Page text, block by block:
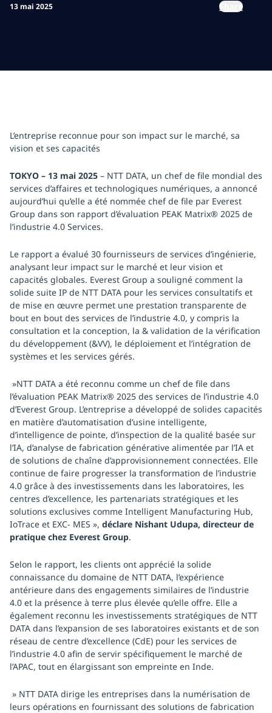
13 mai 2025 Share
L’entreprise reconnue pour son impact sur le marché, sa
vision et ses capacités
TOKYO – 13 mai 2025 – NTT DATA, un chef de file mondial des
services d’affaires et technologiques numériques, a annoncé
aujourd’hui qu’elle a été nommée chef de file par Everest
Group dans son rapport d’évaluation PEAK Matrix® 2025 de
l’industrie 4.0 Services.
Le rapport a évalué 30 fournisseurs de services d’ingénierie,
analysant leur impact sur le marché et leur vision et
capacités globales. Everest Group a souligné comment la
solide suite IP de NTT DATA pour les services consultatifs et
de mise en œuvre permet une prestation transparente de
bout en bout des services de l’industrie 4.0, y compris la
consultation et la conception, la & validation de la vérification
du développement (&VV), le déploiement et l’intégration de
systèmes et les services gérés.
»NTT DATA a été reconnu comme un chef de file dans
l’évaluation PEAK Matrix® 2025 des services de l’industrie 4.0
d’Everest Group. L’entreprise a développé de solides capacités
en matière d’automatisation d’usine intelligente,
d’intelligence de pointe, d’inspection de la qualité basée sur
l’IA, d’analyse de fabrication générative alimentée par l’IA et
de solutions de chaîne d’approvisionnement connectées. Elle
continue de faire progresser la transformation de l’industrie
4.0 grâce à des investissements dans les laboratoires, les
centres d’excellence, les partenariats stratégiques et les
solutions exclusives comme Intelligent Manufacturing Hub,
IoTrace et EXC- MES », déclare Nishant Udupa, directeur de
pratique chez Everest Group.
Selon le rapport, les clients ont apprécié la solide
connaissance du domaine de NTT DATA, l’expérience
antérieure dans des engagements similaires de l’industrie
4.0 et la présence à terre plus élevée qu’elle offre. Elle a
également reconnu les investissements stratégiques de NTT
DATA dans l’expansion de ses laboratoires existants et de son
réseau de centre d’excellence (CdE) pour les services de
l’industrie 4.0 afin de servir spécifiquement le marché de
l’APAC, tout en élargissant son empreinte en Inde.
» NTT DATA dirige les entreprises dans la numérisation de
leurs opérations en fournissant des solutions de fabrication